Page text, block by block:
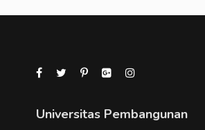
Universitas Pembangunan